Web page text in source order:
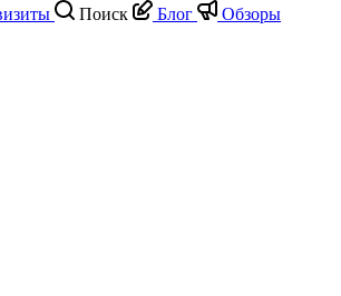
Поиск Блог
Обзоры